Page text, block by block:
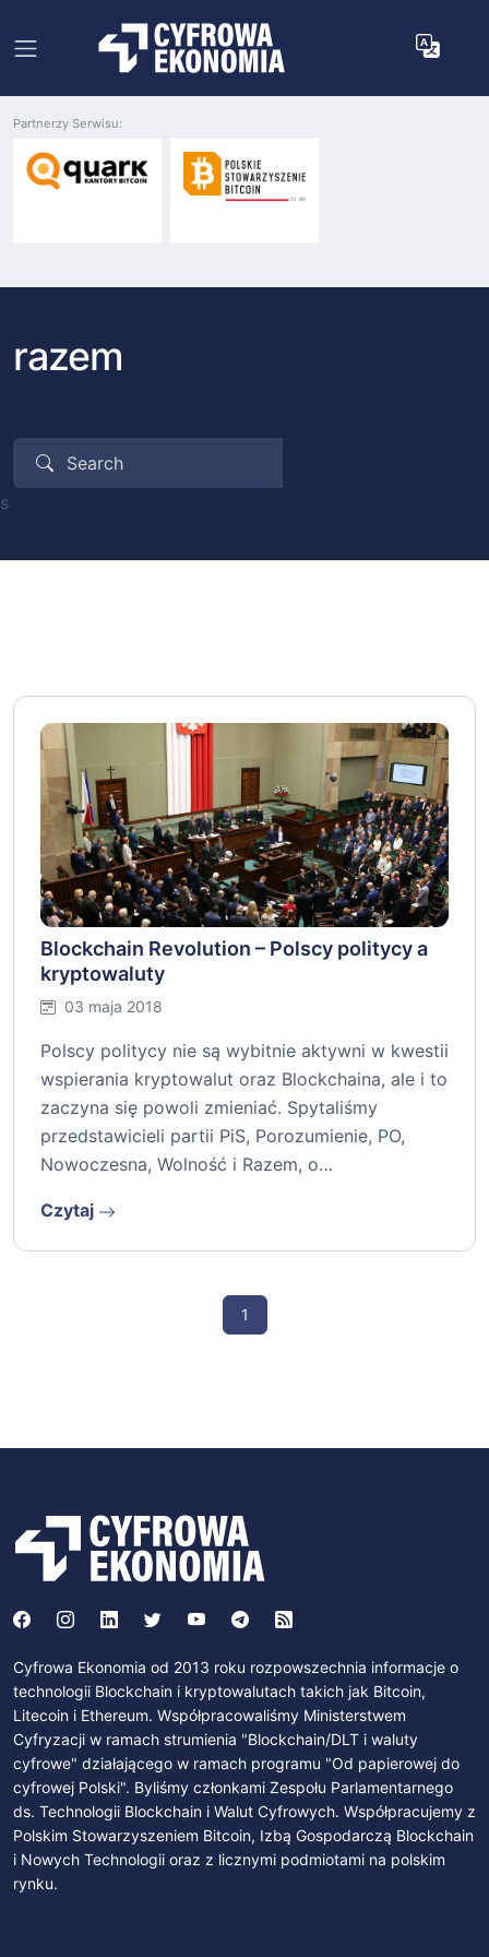
Partnerzy Serwisu:
razem
s
Blockchain Revolution – Polscy politycy a
kryptowaluty
03 maja 2018
Polscy politycy nie są wybitnie aktywni w kwestii
wspierania kryptowalut oraz Blockchaina, ale i to
zaczyna się powoli zmieniać. Spytaliśmy
przedstawicieli partii PiS, Porozumienie, PO,
Nowoczesna, Wolność i Razem, o…
Czytaj
1
Cyfrowa Ekonomia od 2013 roku rozpowszechnia informacje o
technologii Blockchain i kryptowalutach takich jak Bitcoin,
Litecoin i Ethereum. Współpracowaliśmy Ministerstwem
Cyfryzacji w ramach strumienia "Blockchain/DLT i waluty
cyfrowe" działającego w ramach programu "Od papierowej do
cyfrowej Polski". Byliśmy członkami Zespołu Parlamentarnego
ds. Technologii Blockchain i Walut Cyfrowych. Współpracujemy z
Polskim Stowarzyszeniem Bitcoin, Izbą Gospodarczą Blockchain
i Nowych Technologii oraz z licznymi podmiotami na polskim
rynku.